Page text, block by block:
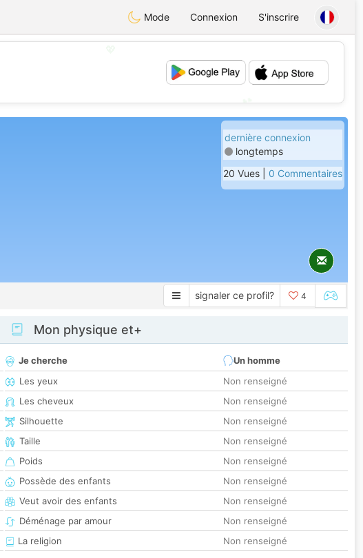
Mode Connexion S'inscrire
dernière connexion
longtemps
20 Vues | 0 Commentaires
signaler ce profil? 4
Mon physique et+
Je cherche
Un homme
Les yeux
Non renseigné
Les cheveux
Non renseigné
Silhouette
Non renseigné
Taille
Non renseigné
Poids
Non renseigné
Possède des enfants
Non renseigné
Veut avoir des enfants
Non renseigné
Déménage par amour
Non renseigné
La religion
Non renseigné